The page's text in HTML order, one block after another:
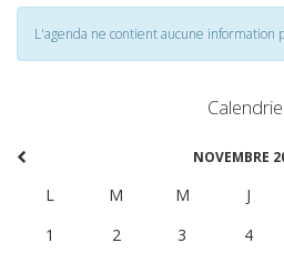
L'agenda ne contient aucune information
NOVEMBRE
L M M J
1
2 3 4